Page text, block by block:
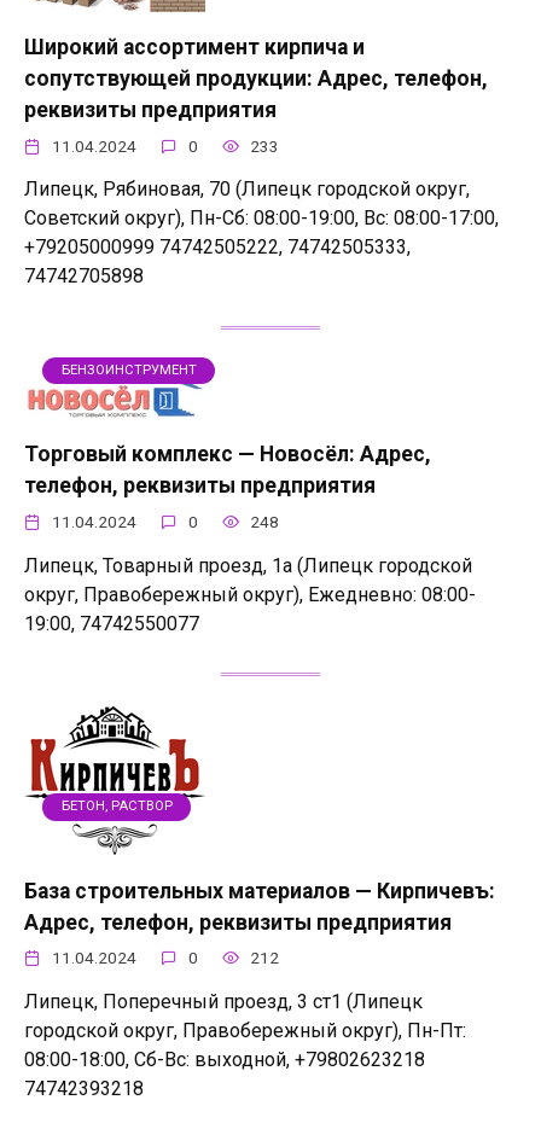
Широкий ассортимент кирпича и
сопутствующей продукции: Адрес, телефон,
реквизиты предприятия
11.04.2024 0 233
Липецк, Рябиновая, 70 (Липецк городской округ,
Советский округ), Пн-Сб: 08:00-19:00, Вс: 08:00-17:00,
+79205000999 74742505222, 74742505333,
74742705898
БЕНЗОИНСТРУМЕНТ
Торговый комплекс — Новосёл: Адрес,
телефон, реквизиты предприятия
11.04.2024 0 248
Липецк, Товарный проезд, 1а (Липецк городской
округ, Правобережный округ), Ежедневно: 08:00-
19:00, 74742550077
БЕТОН, РАСТВОР
База строительных материалов — Кирпичевъ:
Адрес, телефон, реквизиты предприятия
11.04.2024 0 212
Липецк, Поперечный проезд, 3 ст1 (Липецк
городской округ, Правобережный округ), Пн-Пт:
08:00-18:00, Сб-Вс: выходной, +79802623218
74742393218